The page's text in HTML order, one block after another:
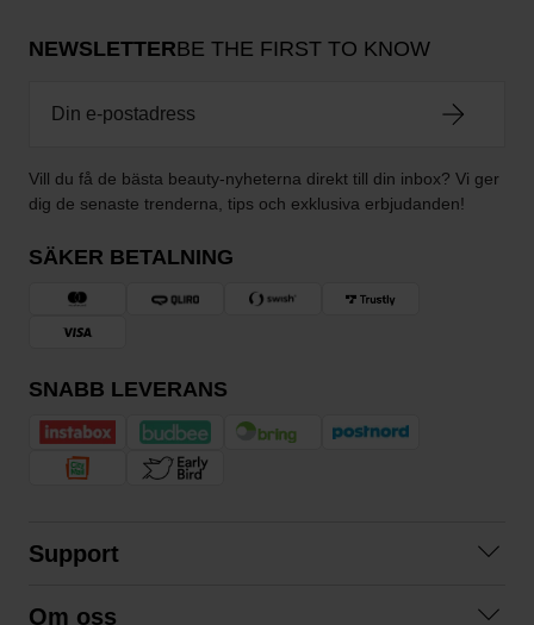
NEWSLETTERBE THE FIRST TO KNOW
Vill du få de bästa beauty-nyheterna direkt till din inbox? Vi ger
dig de senaste trenderna, tips och exklusiva erbjudanden!
SÄKER BETALNING
SNABB LEVERANS
Support
Om oss